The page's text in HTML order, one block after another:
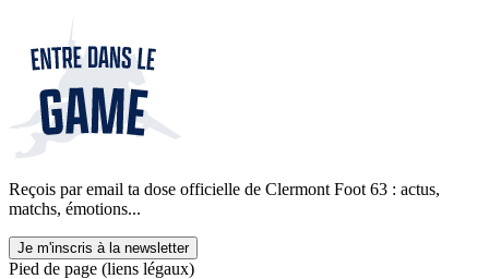
Reçois par email ta dose officielle de Clermont Foot 63 : actus,
matchs, émotions...
Je m'inscris à la newsletter
Pied de page (liens légaux)